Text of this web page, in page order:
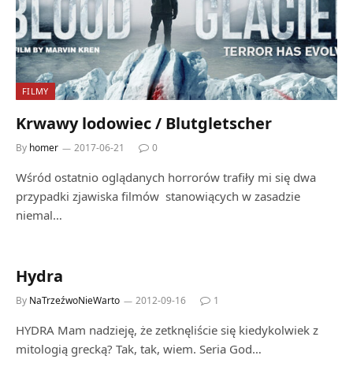
FILMY
Krwawy lodowiec / Blutgletscher
By homer 2017-06-21 0
Wśród ostatnio oglądanych horrorów trafiły mi się dwa
przypadki zjawiska filmów stanowiących w zasadzie
niemal…
Hydra
By NaTrzeźwoNieWarto 2012-09-16 1
HYDRA Mam nadzieję, że zetknęliście się kiedykolwiek z
mitologią grecką? Tak, tak, wiem. Seria God…